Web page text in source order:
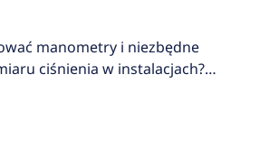
manometry i niezbędne
ciśnienia w instalacjach?